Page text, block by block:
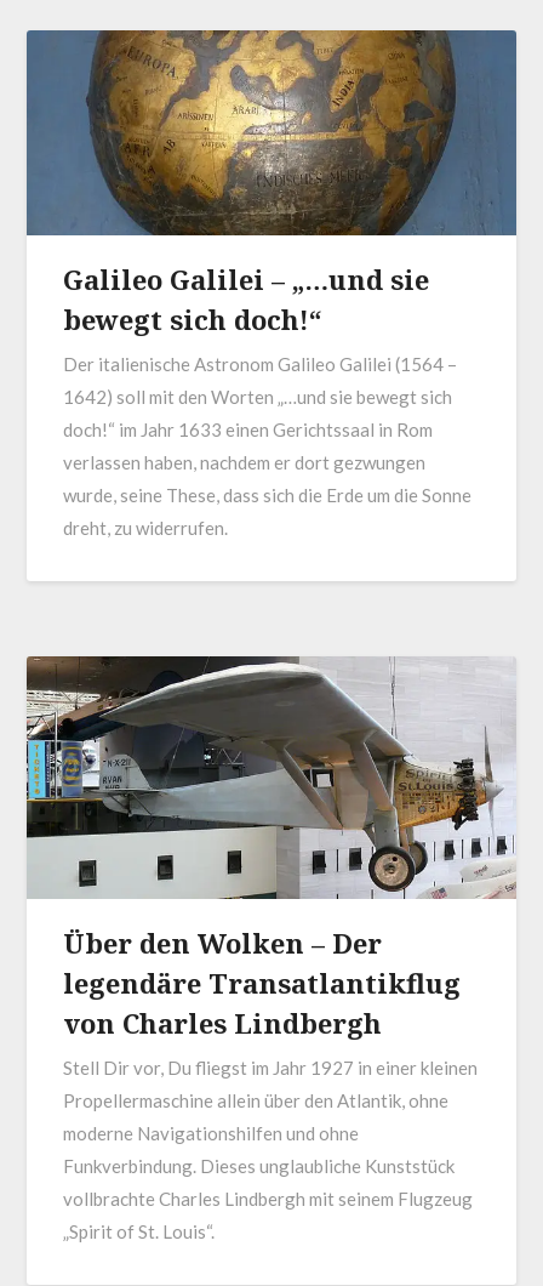
Galileo Galilei – „…und sie
bewegt sich doch!“
Der italienische Astronom Galileo Galilei (1564 –
1642) soll mit den Worten „…und sie bewegt sich
doch!“ im Jahr 1633 einen Gerichtssaal in Rom
verlassen haben, nachdem er dort gezwungen
wurde, seine These, dass sich die Erde um die Sonne
dreht, zu widerrufen.
Über den Wolken – Der
legendäre Transatlantikflug
von Charles Lindbergh
Stell Dir vor, Du fliegst im Jahr 1927 in einer kleinen
Propellermaschine allein über den Atlantik, ohne
moderne Navigationshilfen und ohne
Funkverbindung. Dieses unglaubliche Kunststück
vollbrachte Charles Lindbergh mit seinem Flugzeug
„Spirit of St. Louis“.